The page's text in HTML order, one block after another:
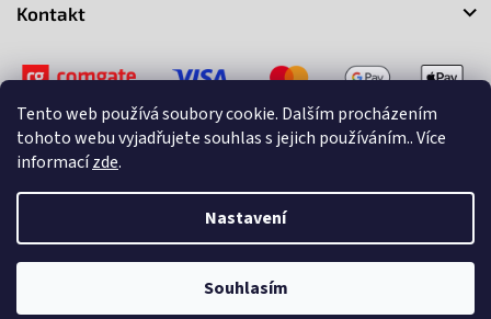
Tento web používá soubory cookie. Dalším procházením
tohoto webu vyjadřujete souhlas s jejich používáním.. Více
informacízde.
Nastavení
Souhlasím
Kontakt
Vytvořil Shoptet
Copyright 2026